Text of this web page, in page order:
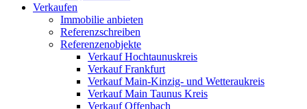
Verkaufen
Immobilie anbieten
Referenzschreiben
Referenzenobjekte
Verkauf Hochtaunuskreis
Verkauf Frankfurt
Verkauf Main-Kinzig- und Wetteraukreis
Verkauf Main Taunus Kreis
Verkauf Offenbach